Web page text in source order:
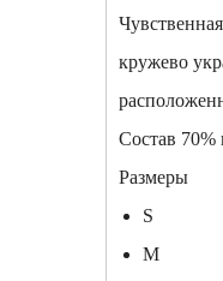
кружево
Состав 70%
Размеры
S
M